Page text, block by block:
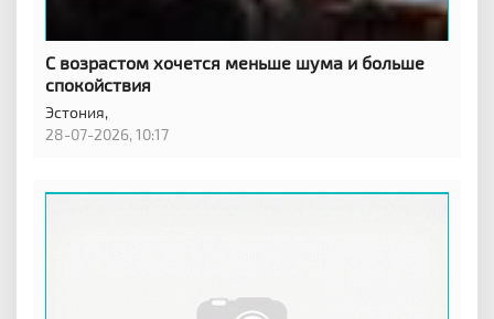
С возрастом хочется меньше шума и больше
спокойствия
Эстония,
28-07-2026, 10:17